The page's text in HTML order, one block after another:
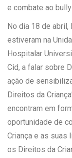
e combate ao
No dia 18 de abril,
estiveram na
Hospitalar
Cid, a falar sobre
ação de
Direitos da
encontram em
oportunidade de
Criança e as suas
os Direitos da